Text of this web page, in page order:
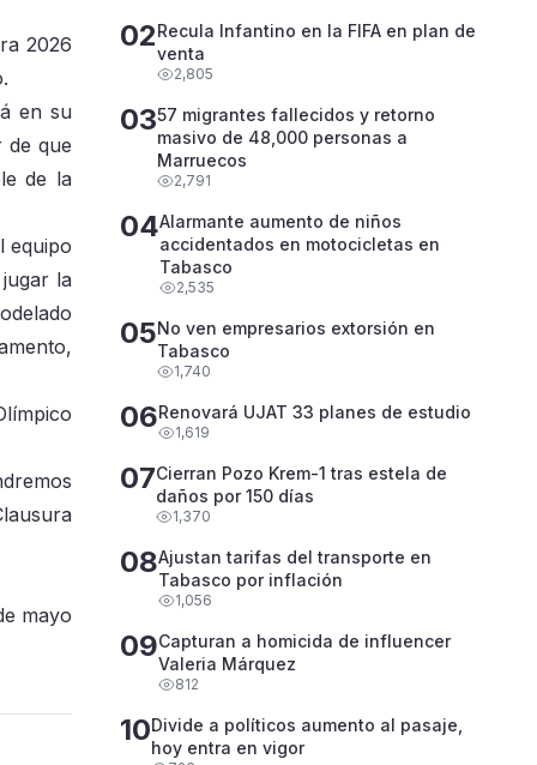
2026
en su
de que
de la
equipo
la
mayo
02Recula Infantino en la FIFA en plan de
venta
2,805
0357 migrantes fallecidos y retorno
masivo de 48,000 personas a
Marruecos
2,791
04Alarmante aumento de niños
accidentados en motocicletas en
Tabasco
2,535
05No ven empresarios extorsión en
Tabasco
1,740
06Renovará UJAT 33 planes de estudio
1,619
07Cierran Pozo Krem-1 tras estela de
daños por 150 días
1,370
08Ajustan tarifas del transporte en
Tabasco por inflación
1,056
09Capturan a homicida de influencer
Valeria Márquez
812
10Divide a políticos aumento al pasaje,
hoy entra en vigor